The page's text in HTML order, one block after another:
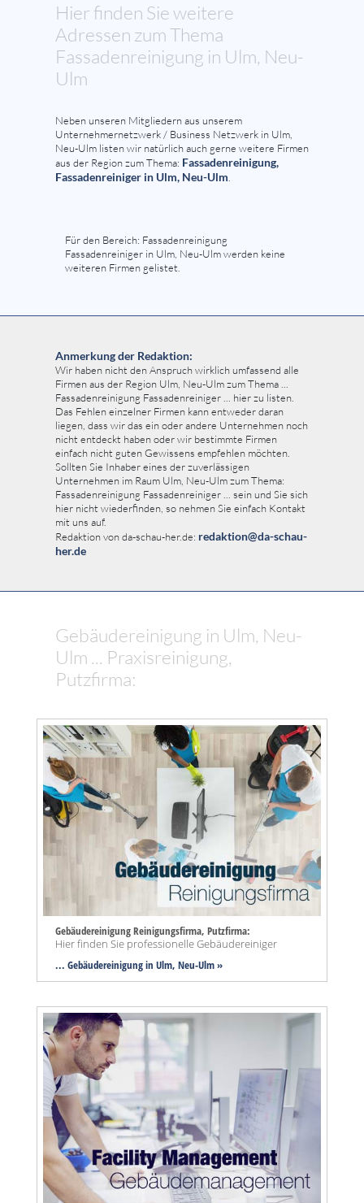
Hier finden Sie weitere
Adressen zum Thema
Fassadenreinigung in Ulm, Neu-
Ulm
Neben unseren Mitgliedern aus unserem
Unternehmernetzwerk / Business Netzwerk in Ulm,
Neu-Ulm listen wir natürlich auch gerne weitere Firmen
aus der Region zum Thema: Fassadenreinigung,
Fassadenreiniger in Ulm, Neu-Ulm.
Für den Bereich: Fassadenreinigung
Fassadenreiniger in Ulm, Neu-Ulm werden keine
weiteren Firmen gelistet.
Anmerkung der Redaktion:
Wir haben nicht den Anspruch wirklich umfassend alle
Firmen aus der Region Ulm, Neu-Ulm zum Thema ...
Fassadenreinigung Fassadenreiniger ... hier zu listen.
Das Fehlen einzelner Firmen kann entweder daran
liegen, dass wir das ein oder andere Unternehmen noch
nicht entdeckt haben oder wir bestimmte Firmen
einfach nicht guten Gewissens empfehlen möchten.
Sollten Sie Inhaber eines der zuverlässigen
Unternehmen im Raum Ulm, Neu-Ulm zum Thema:
Fassadenreinigung Fassadenreiniger ... sein und Sie sich
hier nicht wiederfinden, so nehmen Sie einfach Kontakt
mit uns auf.
Redaktion von da-schau-her.de: redaktion@da-schau-
her.de
Gebäudereinigung in Ulm, Neu-
Ulm ... Praxisreinigung,
Putzfirma:
Gebäudereinigung Reinigungsfirma, Putzfirma:
Hier finden Sie professionelle Gebäudereiniger
... Gebäudereinigung in Ulm, Neu-Ulm »